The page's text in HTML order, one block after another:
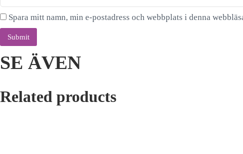
Spara mitt namn, min e-postadress och webbplats i denna
SE ÄVEN
Related products